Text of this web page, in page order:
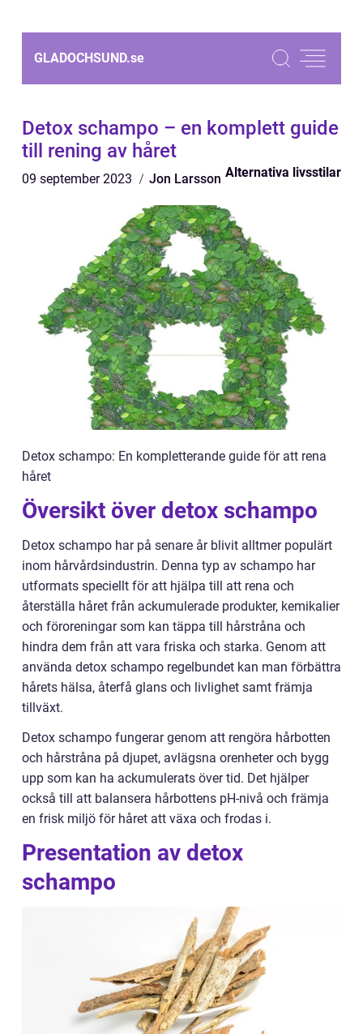
GLADOCHSUND.se
Detox schampo – en komplett guide
till rening av håret
09 september 2023 Jon Larsson Alternativa livsstilar
Detox schampo: En kompletterande guide för att rena
håret
Översikt över detox schampo
Detox schampo har på senare år blivit alltmer populärt
inom hårvårdsindustrin. Denna typ av schampo har
utformats speciellt för att hjälpa till att rena och
återställa håret från ackumulerade produkter, kemikalier
och föroreningar som kan täppa till hårstråna och
hindra dem från att vara friska och starka. Genom att
använda detox schampo regelbundet kan man förbättra
hårets hälsa, återfå glans och livlighet samt främja
tillväxt.
Detox schampo fungerar genom att rengöra hårbotten
och hårstråna på djupet, avlägsna orenheter och bygg
upp som kan ha ackumulerats över tid. Det hjälper
också till att balansera hårbottens pH-nivå och främja
en frisk miljö för håret att växa och frodas i.
Presentation av detox
schampo